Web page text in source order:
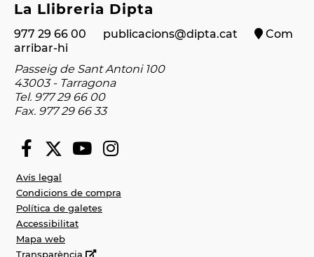
La Llibreria Dipta
977 29 66 00 publicacions@dipta.cat
Com
arribar-hi
Passeig de Sant Antoni 100
43003 - Tarragona
Tel. 977 29 66 00
Fax. 977 29 66 33
Avís legal
Condicions de compra
Política de galetes
Accessibilitat
Mapa web
Transparència